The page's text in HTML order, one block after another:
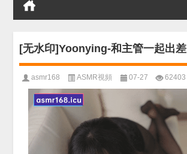
[无水印]Yoonying-和主管一起出差
asmr168 ASMR視頻 07-27 62403